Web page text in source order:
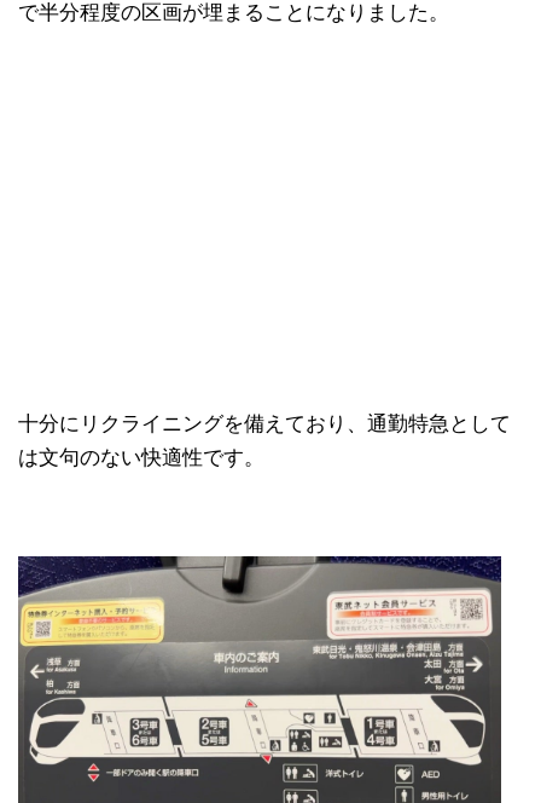
で半分程度の区画が埋まることになりました。
十分にリクライニングを備えており、通勤特急として
は文句のない快適性です。